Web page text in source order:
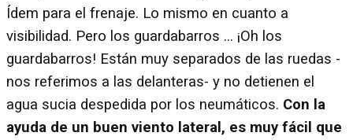
Ídem para el frenaje. Lo mismo en cuanto a
visibilidad. Pero los guardabarros ... ¡Oh los
guardabarros! Están muy separados de las ruedas -
nos referimos a las delanteras- y no detienen el
agua sucia despedida por los neumáticos. Con la
ayuda de un buen viento lateral, es muy fácil que